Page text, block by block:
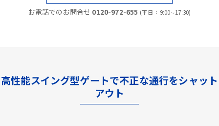
お電話でのお問合せ 0120-972-655 (平日：9:00∼17:30)
高性能スイング型ゲートで不正な通行をシャット
アウト